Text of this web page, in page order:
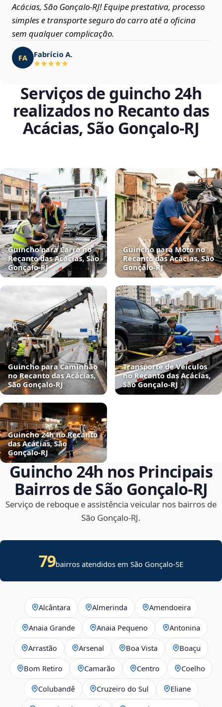
Acácias, São Gonçalo‑RJ! Equipe prestativa, processo
simples e transporte seguro do carro até a oficina
sem qualquer complicação.
FA Fabrício A.
Serviços de guincho 24h
realizados no Recanto das
Acácias, São Gonçalo‑RJ
Guincho para Carro no
Recanto das Acácias, São
Gonçalo‑RJ
Guincho para Moto no
Recanto das Acácias, São
Gonçalo‑RJ
Guincho para Caminhão
no Recanto das Acácias,
São Gonçalo‑RJ
Transporte de Veículos
no Recanto das Acácias,
São Gonçalo‑RJ
Guincho 24h no Recanto
das Acácias, São
Gonçalo‑RJ
Guincho 24h nos Principais
Bairros de São Gonçalo‑RJ
Serviço de reboque e assistência veicular nos bairros de
São Gonçalo‑RJ.
79bairros atendidos emSão Gonçalo-SE
Alcântara Almerinda Amendoeira
Anaia Grande Anaia Pequeno Antonina
Arrastão Arsenal Boa Vista Boaçu
Bom Retiro Camarão Centro Coelho
Colubandê Cruzeiro do Sul Eliane